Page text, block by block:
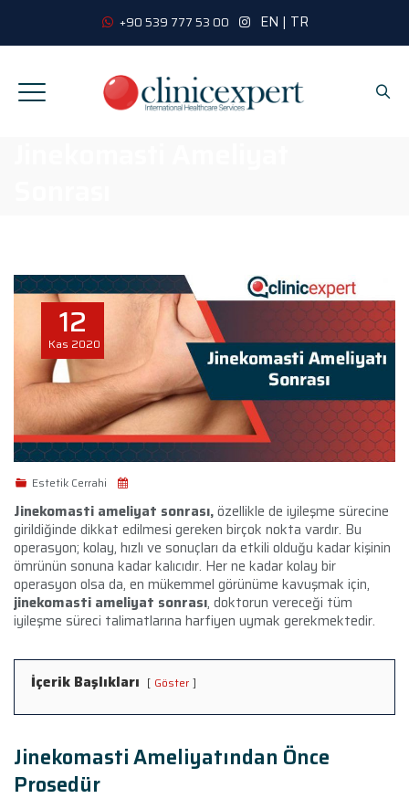
+90 539 777 53 00 EN | TR
12
Kas 2020
Estetik Cerrahi
Jinekomasti ameliyat sonrası,özellikle de iyileşme sürecine
girildiğinde dikkat edilmesi gereken birçok nokta vardır. Bu
operasyon; kolay, hızlı ve sonuçları da etkili olduğu kadar kişinin
ömrünün sonuna kadar kalıcıdır. Her ne kadar kolay bir
operasyon olsa da, en mükemmel görünüme kavuşmak için,
jinekomasti ameliyat sonrası, doktorun vereceği tüm
iyileşme süreci talimatlarına harfiyen uymak gerekmektedir.
İçerik Başlıkları Göster
Jinekomasti Ameliyatından Önce
Prosedür